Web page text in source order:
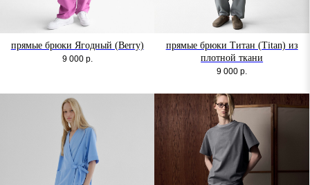
прямые брюки Ягодный (Berry)
9 000 р.
прямые брюки Титан (Titan) из
плотной ткани
9 000 р.